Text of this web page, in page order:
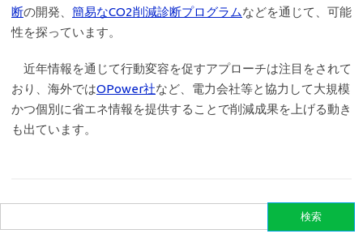
断の開発、 簡易なCO2削減診断プログラムなどを通じて、可能
性を探っています。
近年情報を通じて行動変容を促すアプローチは注目をされて
おり、海外ではOPower社など、電力会社等と協力して大規模
かつ個別に省エネ情報を提供することで削減成果を上げる動き
も出ています。
索: